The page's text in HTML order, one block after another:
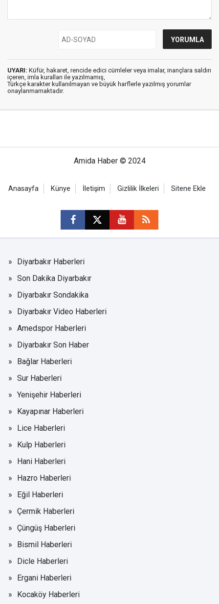
UYARI: Küfür, hakaret, rencide edici cümleler veya imalar, inançlara saldırı
içeren, imla kuralları ile yazılmamış,
Türkçe karakter kullanılmayan ve büyük harflerle yazılmış yorumlar
onaylanmamaktadır.
Amida Haber © 2024
Anasayfa Künye İletişim Gizlilik İlkeleri Sitene Ekle
Diyarbakır Haberleri
Son Dakika Diyarbakır
Diyarbakır Sondakika
Diyarbakır Video Haberleri
Amedspor Haberleri
Diyarbakır Son Haber
Bağlar Haberleri
Sur Haberleri
Yenişehir Haberleri
Kayapınar Haberleri
Lice Haberleri
Kulp Haberleri
Hani Haberleri
Hazro Haberleri
Eğil Haberleri
Çermik Haberleri
Çüngüş Haberleri
Bismil Haberleri
Dicle Haberleri
Ergani Haberleri
Kocaköy Haberleri